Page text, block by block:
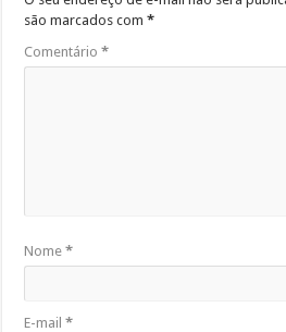
são marcados com*
Comentário*
Nome*
E-mail*